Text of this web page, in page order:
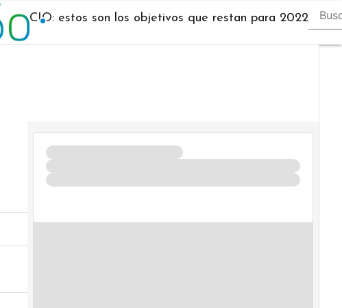
CIO: estos son los objetivos que restan para 2022
IT
Focus